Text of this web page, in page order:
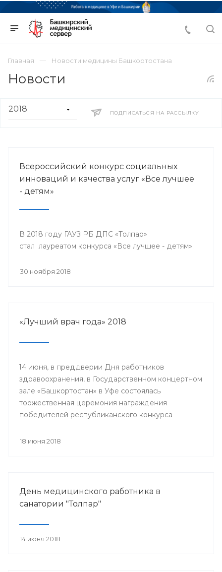
Главная Новости медицины Башкортостана
Новости
ПОДПИСАТЬСЯ НА РАССЫЛКУ
Всероссийский конкурс социальных
инноваций и качества услуг «Все лучшее
- детям»
В 2018 году ГАУЗ РБ ДПС «Толпар»
стал лауреатом конкурса «Все лучшее - детям».
30 ноября 2018
«Лучший врач года» 2018
14 июня, в преддверии Дня работников
здравоохранения, в Государственном концертном
зале «Башкортостан» в Уфе состоялась
торжественная церемония награждения
победителей республиканского конкурса
мероприятие, посвященное Дню медицинского
18 июня 2018
День медицинского работника в
санатории "Толпар"
14 июня 2018